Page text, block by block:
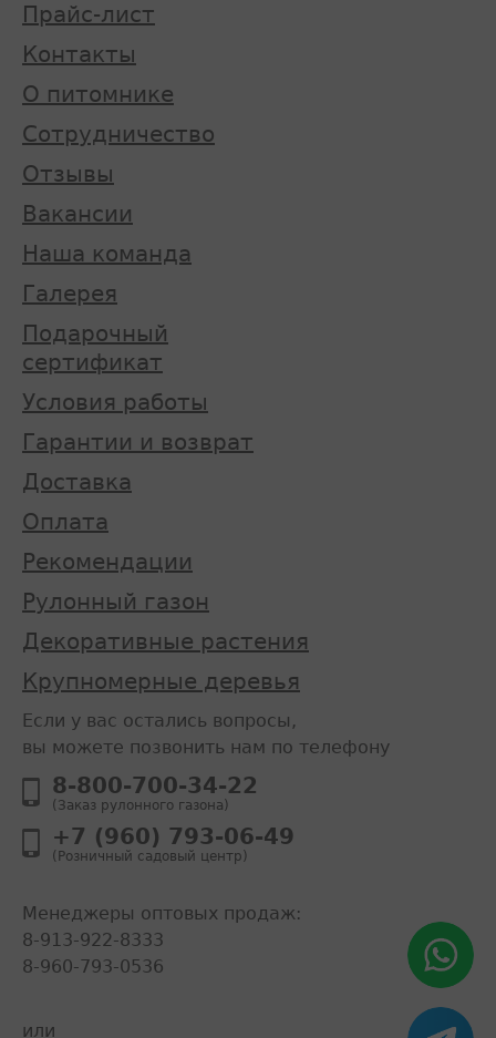
Прайс-лист
Контакты
О питомнике
Сотрудничество
Отзывы
Вакансии
Наша команда
Галерея
Подарочный
сертификат
Условия работы
Гарантии и возврат
Доставка
Оплата
Рекомендации
Рулонный газон
Декоративные растения
Крупномерные деревья
Если у вас остались вопросы,
вы можете позвонить нам по телефону
8-800-700-34-22
(Заказ рулонного газона)
+7 (960) 793-06-49
(Розничный садовый центр)
Менеджеры оптовых продаж:
8-913-922-8333
8-960-793-0536
или